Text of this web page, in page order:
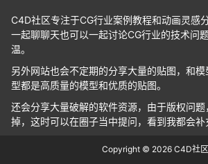
C4D社区专注于CG行业案例教程和动画灵感
一起聊聊天也可以一起讨论CG行业的技术问
温。
另外网站也会不定期的分享大量的贴图，和
型都是高质量的模型和优质的贴图。
还会分享大量破解的软件资源，由于版权问
掉，这时可以在圈子当中提问，看到我都会补
Copyright © 2026 C4D社区